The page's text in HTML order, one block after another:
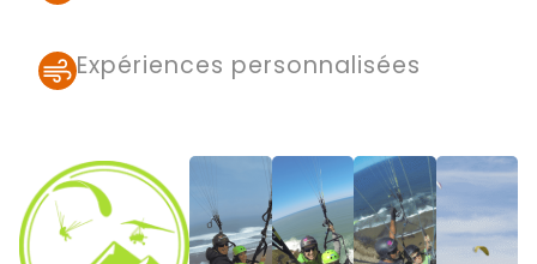
Expériences personnalisées